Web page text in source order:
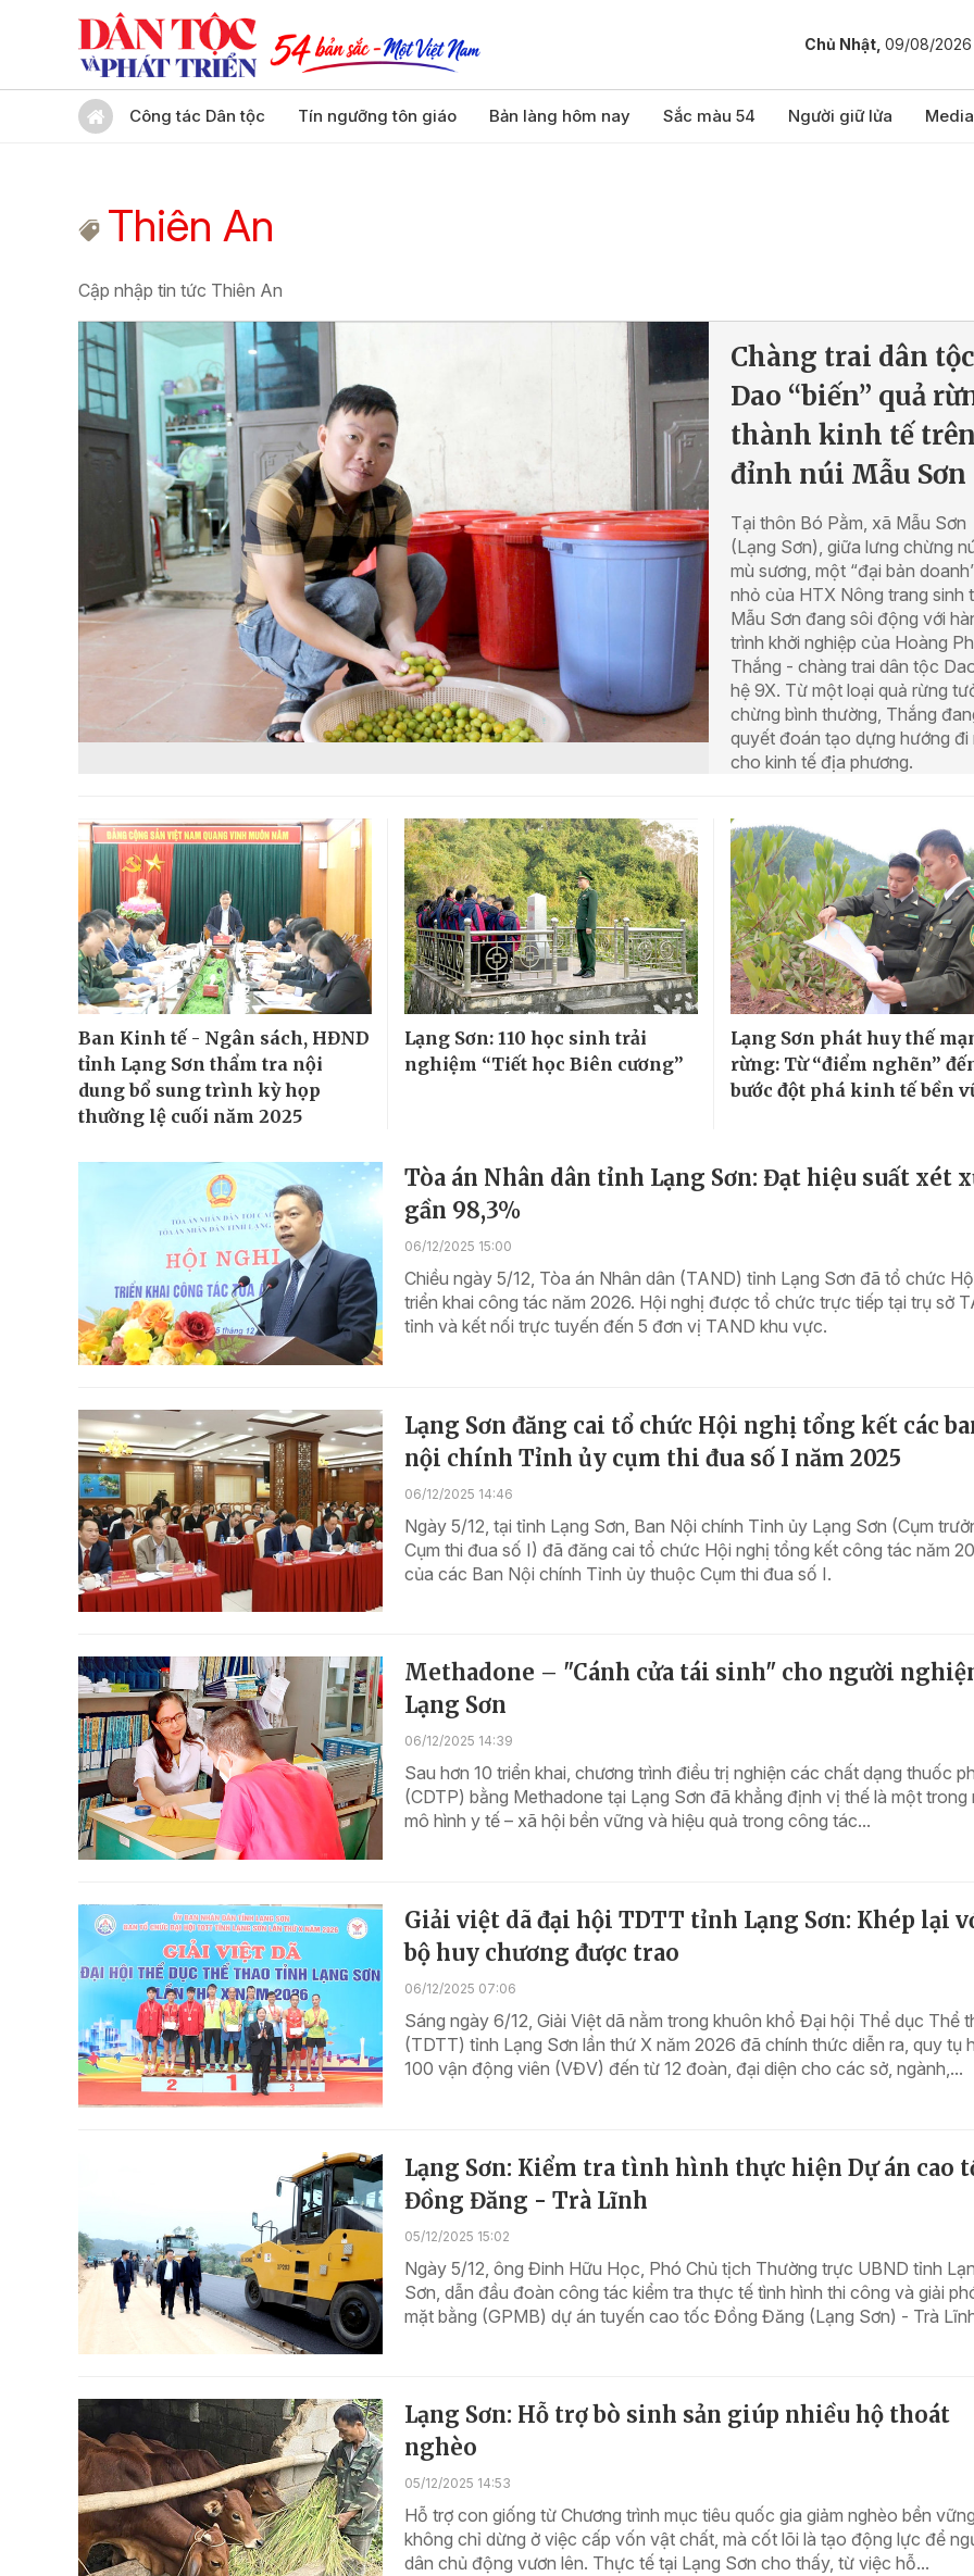
Chủ Nhật, 09/08/2026
Công tác Dân tộc Tín ngưỡng tôn giáo Bản làng hôm nay Sắc màu 54 Người giữ lửa Media
Thiên An
Cập nhập tin tức Thiên An
Chàng trai dân tộc
Dao “biến” quả
thành kinh tế trên
đỉnh núi Mẫu Sơn
Tại thôn Bó Pằm, xã Mẫu Sơn
(Lạng Sơn), giữa lưng chừng
mù sương, một “đại bản
nhỏ của HTX Nông trang sinh
Mẫu Sơn đang sôi động với
trình khởi nghiệp của Hoàng
Thắng - chàng trai dân tộc
hệ 9X. Từ một loại quả rừng
chừng bình thường, Thắng
quyết đoán tạo dựng hướng đi
cho kinh tế địa phương.
Ban Kinh tế - Ngân sách, HĐND
tỉnh Lạng Sơn thẩm tra nội
dung bổ sung trình kỳ họp
thường lệ cuối năm 2025
Lạng Sơn: 110 học sinh trải
nghiệm “Tiết học Biên cương”
Lạng Sơn phát huy thế
rừng: Từ “điểm nghẽn”
bước đột phá kinh tế bền
Tòa án Nhân dân tỉnh Lạng Sơn: Đạt hiệu suất xét
gần 98,3%
06/12/2025 15:00
Chiều ngày 5/12, Tòa án Nhân dân (TAND) tỉnh Lạng Sơn đã tổ chức
triển khai công tác năm 2026. Hội nghị được tổ chức trực tiếp tại trụ sở
tỉnh và kết nối trực tuyến đến 5 đơn vị TAND khu vực.
Lạng Sơn đăng cai tổ chức Hội nghị tổng kết các
nội chính Tỉnh ủy cụm thi đua số I năm 2025
06/12/2025 14:46
Ngày 5/12, tại tỉnh Lạng Sơn, Ban Nội chính Tỉnh ủy Lạng Sơn (Cụm
Cụm thi đua số I) đã đăng cai tổ chức Hội nghị tổng kết công tác năm
của các Ban Nội chính Tỉnh ủy thuộc Cụm thi đua số I.
Methadone – "Cánh cửa tái sinh" cho người
Lạng Sơn
06/12/2025 14:39
Sau hơn 10 triển khai, chương trình điều trị nghiện các chất dạng thuốc
(CDTP) bằng Methadone tại Lạng Sơn đã khẳng định vị thế là một trong
mô hình y tế – xã hội bền vững và hiệu quả trong công tác...
Giải việt dã đại hội TDTT tỉnh Lạng Sơn: Khép lại
bộ huy chương được trao
06/12/2025 07:06
Sáng ngày 6/12, Giải Việt dã nằm trong khuôn khổ Đại hội Thể dục Thể
(TDTT) tỉnh Lạng Sơn lần thứ X năm 2026 đã chính thức diễn ra, quy tụ
100 vận động viên (VĐV) đến từ 12 đoàn, đại diện cho các sở, ngành,...
Lạng Sơn: Kiểm tra tình hình thực hiện Dự án cao
Đồng Đăng - Trà Lĩnh
05/12/2025 15:02
Ngày 5/12, ông Đinh Hữu Học, Phó Chủ tịch Thường trực UBND tỉnh
Sơn, dẫn đầu đoàn công tác kiểm tra thực tế tình hình thi công và giải
mặt bằng (GPMB) dự án tuyến cao tốc Đồng Đăng (Lạng Sơn) - Trà
Lạng Sơn: Hỗ trợ bò sinh sản giúp nhiều hộ thoát
nghèo
05/12/2025 14:53
Hỗ trợ con giống từ Chương trình mục tiêu quốc gia giảm nghèo bền vững
không chỉ dừng ở việc cấp vốn vật chất, mà cốt lõi là tạo động lực để
dân chủ động vươn lên. Thực tế tại Lạng Sơn cho thấy, từ việc hỗ...